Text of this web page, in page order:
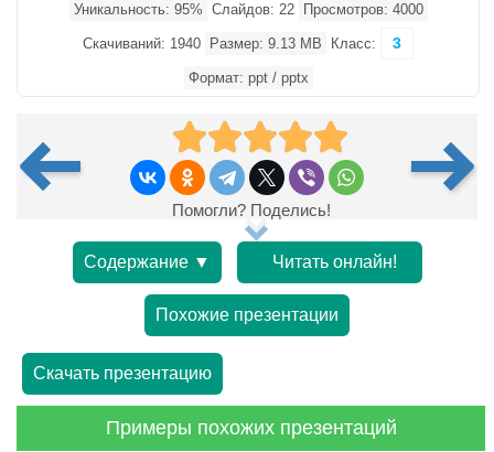
Уникальность: 95% Слайдов: 22 Просмотров: 4000
Скачиваний: 1940 Размер: 9.13 MB Класс: 3
Формат: ppt / pptx
Помогли? Поделись!
Содержание ▼ Читать онлайн!
Похожие презентации
Скачать презентацию
Примеры похожих презентаций